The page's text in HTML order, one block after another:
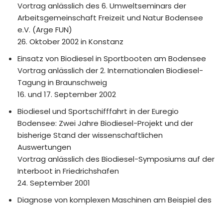
Vortrag anlässlich des 6. Umweltseminars der
Arbeitsgemeinschaft Freizeit und Natur Bodensee
e.V. (Arge FUN)
26. Oktober 2002 in Konstanz
Einsatz von Biodiesel in Sportbooten am Bodensee
Vortrag anlässlich der 2. Internationalen Biodiesel-
Tagung in Braunschweig
16. und 17. September 2002
Biodiesel und Sportschifffahrt in der Euregio
Bodensee: Zwei Jahre Biodiesel-Projekt und der
bisherige Stand der wissenschaftlichen
Auswertungen
Vortrag anlässlich des Biodiesel-Symposiums auf der
Interboot in Friedrichshafen
24. September 2001
Diagnose von komplexen Maschinen am Beispiel des